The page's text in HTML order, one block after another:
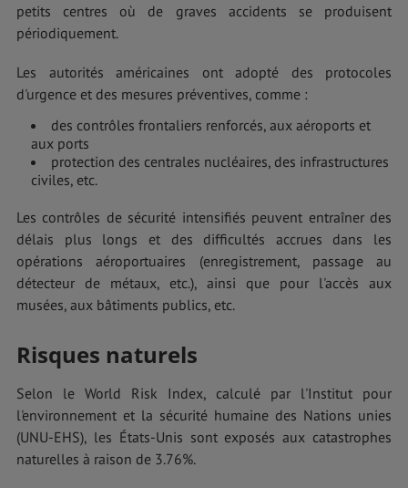
petits centres où de graves accidents se produisent
périodiquement.
Les autorités américaines ont adopté des protocoles
d'urgence et des mesures préventives, comme :
des contrôles frontaliers renforcés, aux aéroports et
aux ports
protection des centrales nucléaires, des infrastructures
civiles, etc.
Les contrôles de sécurité intensifiés peuvent entraîner des
délais plus longs et des difficultés accrues dans les
opérations aéroportuaires (enregistrement, passage au
détecteur de métaux, etc.), ainsi que pour l'accès aux
musées, aux bâtiments publics, etc.
Risques naturels
Selon le World Risk Index, calculé par l'Institut pour
l'environnement et la sécurité humaine des Nations unies
(UNU-EHS), les États-Unis sont exposés aux catastrophes
naturelles à raison de 3.76%.